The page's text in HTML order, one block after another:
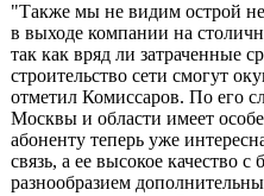
"Также мы не видим острой
в выходе компании на
так как вряд ли затраченные
строительство сети смогут
отметил Комиссаров. По его
Москвы и области имеет
абоненту теперь уже
связь, а ее высокое качество
разнообразием